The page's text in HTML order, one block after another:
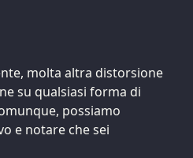
molta altra distorsione
su qualsiasi forma di
possiamo
e notare che sei